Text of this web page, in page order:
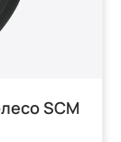
SCM